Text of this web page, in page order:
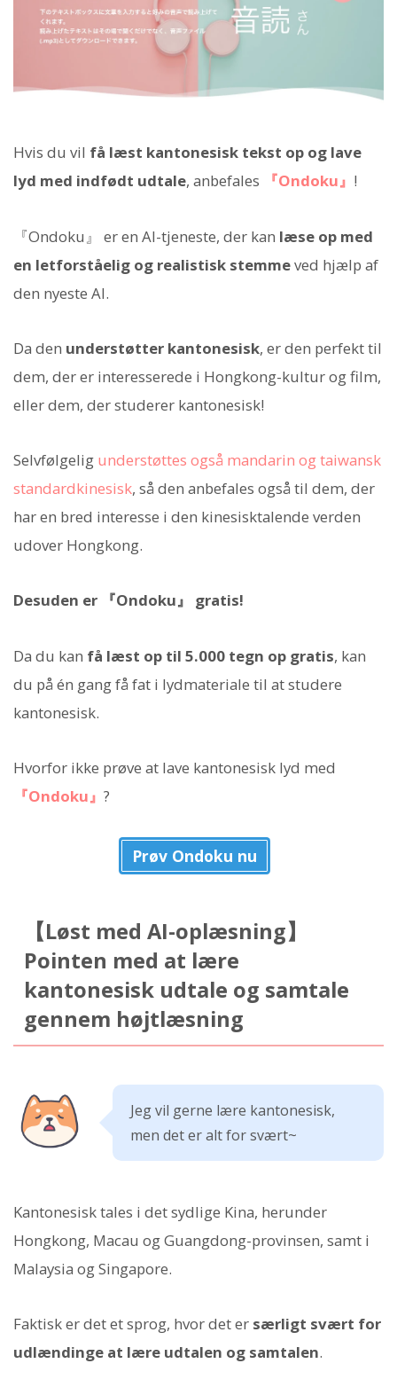
Hvis du vil få læst kantonesisk tekst op og lave
lyd med indfødt udtale, anbefales 『Ondoku』 !
『Ondoku』 er en AI-tjeneste, der kan læse op med
en letforståelig og realistisk stemmeved hjælp af
den nyeste AI.
Da den understøtter kantonesisk, er den perfekt til
dem, der er interesserede i Hongkong-kultur og film,
eller dem, der studerer kantonesisk!
Selvfølgelig understøttes også mandarin og taiwansk
standardkinesisk, så den anbefales også til dem, der
har en bred interesse i den kinesisktalende verden
udover Hongkong.
Desuden er 『Ondoku』 gratis!
Da du kan få læst op til 5.000 tegn op gratis, kan
du på én gang få fat i lydmateriale til at studere
kantonesisk.
Hvorfor ikke prøve at lave kantonesisk lyd med
『Ondoku』 ?
Prøv Ondoku nu
【Løst med AI-oplæsning】
Pointen med at lære
kantonesisk udtale og samtale
gennem højtlæsning
Jeg vil gerne lære kantonesisk,
men det er alt for svært~
Kantonesisk tales i det sydlige Kina, herunder
Hongkong, Macau og Guangdong-provinsen, samt i
Malaysia og Singapore.
Faktisk er det et sprog, hvor det er særligt svært for
udlændinge at lære udtalen og samtalen.